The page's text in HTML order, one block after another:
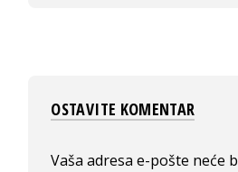
OSTAVITE KOMENTAR
Vaša adresa e-pošte neće